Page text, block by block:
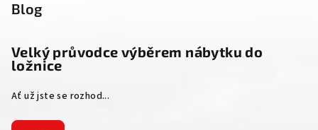
Blog
Velký průvodce výběrem nábytku do
ložnice
Ať už jste se rozhod...